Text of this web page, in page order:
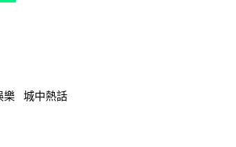
樂 城中熱話